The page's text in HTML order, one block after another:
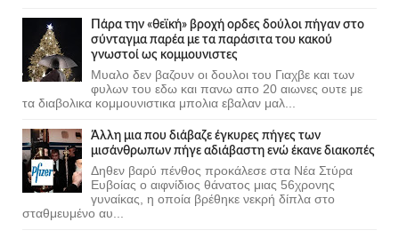
Πάρα την «θεϊκή» βροχή ορδες δούλοι πήγαν στο
σύνταγμα παρέα με τα παράσιτα του κακού
γνωστοί ως κομμουνιστες
Μυαλο δεν βαζουν οι δουλοι του Γιαχβε και των
φυλων του εδω και πανω απο 20 αιωνες ουτε με
τα διαβολικα κομμουνιστικα μπολια εβαλαν μαλ...
Άλλη μια που διάβαζε έγκυρες πήγες των
μισάνθρωπων πήγε αδιάβαστη ενώ έκανε διακοπές
Δηθεν βαρύ πένθος προκάλεσε στα Νέα Στύρα
Ευβοίας ο αιφνίδιος θάνατος μιας 56χρονης
γυναίκας, η οποία βρέθηκε νεκρή δίπλα στο
σταθμευμένο αυ...